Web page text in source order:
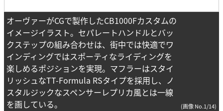
オーヴァーがCGで製作したCB1000Fカスタムの
イメージイラスト。セパレートハンドルとバッ
クステップの組み合わせは、街中では快適でワ
インディングではスポーティなライディングを
楽しめるポジションを実現。マフラーはスタイ
リッシュなTT-Formula RSタイプを採用し、ノ
スタルジックなスペンサーレプリカ風とは一線
を画している。
(画像 No.1/14)